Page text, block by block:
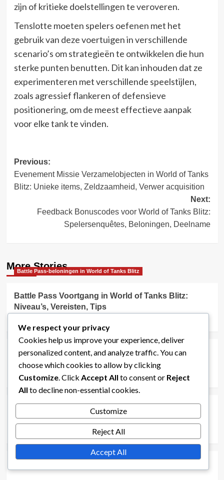
zijn of kritieke doelstellingen te veroveren.
Tenslotte moeten spelers oefenen met het
gebruik van deze voertuigen in verschillende
scenario’s om strategieën te ontwikkelen die hun
sterke punten benutten. Dit kan inhouden dat ze
experimenteren met verschillende speelstijlen,
zoals agressief flankeren of defensieve
positionering, om de meest effectieve aanpak
voor elke tank te vinden.
Post
navigation
Previous:
Evenement Missie Verzamelobjecten in World of Tanks
Blitz: Unieke items, Zeldzaamheid, Verwer acquisition
Next:
Feedback Bonuscodes voor World of Tanks Blitz:
Spelersenquêtes, Beloningen, Deelname
More Stories
Battle Pass-beloningen in World of Tanks Blitz
Battle Pass Voortgang in World of Tanks Blitz:
Niveau’s, Vereisten, Tips
Battle Pass-beloningen in World of Tanks Blitz
Gratis Battle Pass-beloningen in World of Tanks
Blitz: Beschikbare items, Voortgang, Beperkingen
Jordan Blake 04/03/2026
0
Battle Pass-beloningen in World of Tanks Blitz
Duur van de Battle Pass in World of Tanks Blitz:
Start- en einddata, Vernieuwing, Timing
0
We respect your privacy
Cookies help us improve your experience, deliver
personalized content, and analyze traffic. You can
choose which cookies to allow by clicking
Customize . Click Accept All to consent or Reject
All to decline non-essential cookies.
Customize
Reject All
Accept All